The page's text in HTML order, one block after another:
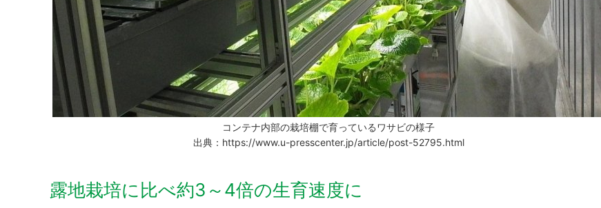
コンテナ内部の栽培棚で育っているワサビの様子
出典：https://www.u-presscenter.jp/article/post-52795.html
露地栽培に比べ約3～4倍の生育速度に